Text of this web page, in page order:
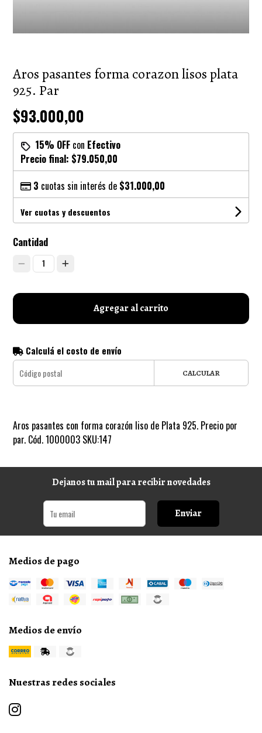
Aros pasantes forma corazon lisos plata
925. Par
$93.000,00
15% OFF con Efectivo
Precio final: $79.050,00
3 cuotas sin interés de $31.000,00
Ver cuotas y descuentos
Cantidad
1
Agregar al carrito
Calculá el costo de envío
CALCULAR
Aros pasantes con forma corazón liso de Plata 925. Precio por
par. Cód. 1000003 SKU:147
Dejanos tu mail para recibir novedades
Enviar
Medios de pago
Medios de envío
Nuestras redes sociales